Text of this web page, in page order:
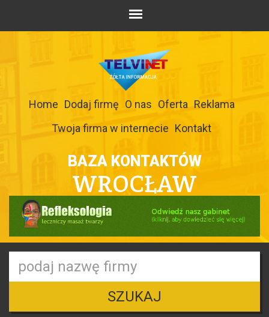
Home Dodaj firmę O nas Oferta Reklama
Twoja firma w internecie Kontakt
BAZA KONTAKTÓW
WROCŁAW
SZUKAJ